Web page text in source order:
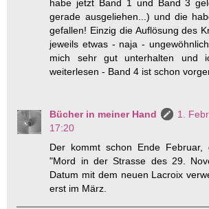
habe jetzt Band 1 und Band 3
gerade ausgeliehen...) und die
gefallen! Einzig die Auflösung des
jeweils etwas - naja -
mich sehr gut unterhalten und
weiterlesen - Band 4 ist schon
Bücher in meiner Hand
1.
17:20
Der kommt schon Ende Februar,
"Mord in der Strasse des 29.
Datum mit dem neuen Lacroix
erst im März.